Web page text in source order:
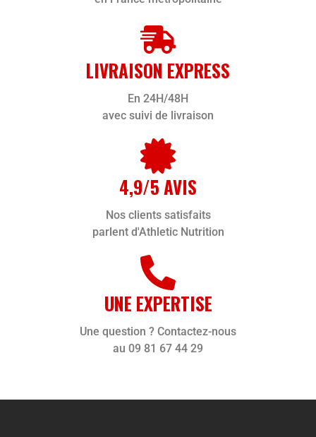
LIVRAISON EXPRESS
En 24H/48H
avec suivi de livraison
4,9/5 AVIS
Nos clients satisfaits
parlent d'Athletic Nutrition
UNE EXPERTISE
Une question ? Contactez-nous
au 09 81 67 44 29